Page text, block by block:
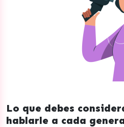
Lo que debes
hablarle a cada